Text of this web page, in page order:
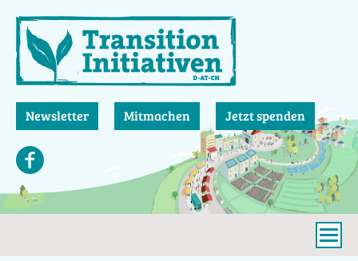
zum
Inhalt
Newsletter Mitmachen Jetzt spenden